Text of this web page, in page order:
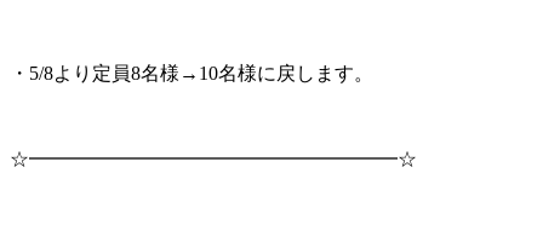
・5/8より定員8名様→10名様に戻します。
☆━━━━━━━━━━━━━━━━━━━☆